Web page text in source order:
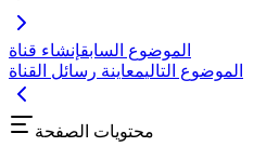
الموضوع السابقإنشاء قناة
الموضوع التاليمعاينة رسائل القناة
محتويات الصفحة